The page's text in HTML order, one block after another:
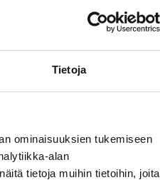
Tietoja
ominaisuuksien tukemiseen
alan
tietoja muihin tietoihin, joita